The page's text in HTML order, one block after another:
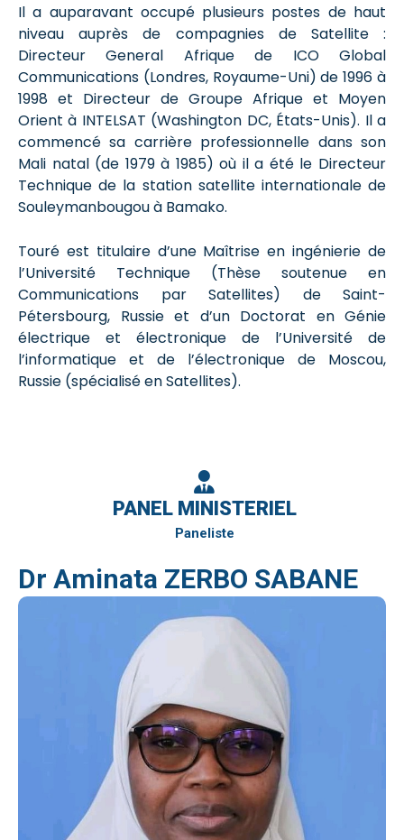
Il a auparavant occupé plusieurs postes de haut
niveau auprès de compagnies de Satellite :
Directeur General Afrique de ICO Global
Communications (Londres, Royaume-Uni) de 1996 à
1998 et Directeur de Groupe Afrique et Moyen
Orient à INTELSAT (Washington DC, États-Unis). Il a
commencé sa carrière professionnelle dans son
Mali natal (de 1979 à 1985) où il a été le Directeur
Technique de la station satellite internationale de
Souleymanbougou à Bamako.
Touré est titulaire d’une Maîtrise en ingénierie de
l’Université Technique (Thèse soutenue en
Communications par Satellites) de Saint-
Pétersbourg, Russie et d’un Doctorat en Génie
électrique et électronique de l’Université de
l’informatique et de l’électronique de Moscou,
Russie (spécialisé en Satellites).
PANEL MINISTERIEL
Paneliste
Dr Aminata ZERBO SABANE